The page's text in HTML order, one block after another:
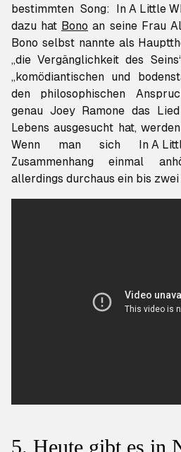
bestimmten Song:
In A Little
dazu hat Bono an seine Frau
Bono selbst nannte als
„die Vergänglichkeit des
„komödiantischen und
den philosophischen
genau Joey Ramone das
Lebens ausgesucht hat,
Wenn man sich
In A
Zusammenhang einmal
allerdings durchaus ein bis zwei
5. Heute gibt es in